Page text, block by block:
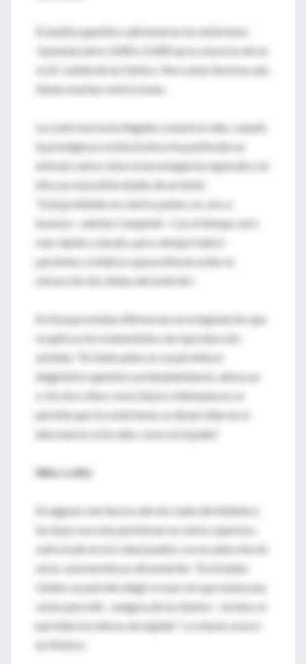
El análisis genético adicional en los embriones
“aumenta entre 3.000 y 4.000 euros el precio de un
ciclo”, señala de los Santos. Pero estas técnicas aún
tienen muchas restricciones.
La controversia ha llegado a nuestros días, cuando
la prestigiosa revista Science ha publicado un
artículo sobre cómo la tecnología ha superado a la
ética en el posible diseño de un bebé
“Está prohibido en ciertos países, es caro e
invasivo –admite Campbell–. Con el tiempo será
más rápido y barato, pero siempre habrá
pacientes y médicos que prefieran evitar la
extracción de células del embrión”.
En Europa existen diferencias en la legislación que
se aplica a los tratamientos de reproducción
asistida. “En Italia antes no se permitía el
diagnóstico genético preimplantatorio, ahora ya
sí. En otro sitios como Suiza o Alemania no se
permite que los embriones se desarrollen en el
laboratorio ocho días, como en España”.
Niño o niña
En algunos territorios del otro lado del Atlántico
las leyes son más permisivas en varios aspectos,
sobre todo en los relacionados con la selección de
otras características del embrión. “En Estados
Unidos se permite elegir el sexo sin que exista una
razón para ello –asegura de los Santos–. Incluso se
permiten los úteros de alquiler”. Lo mismo ocurre
en México.